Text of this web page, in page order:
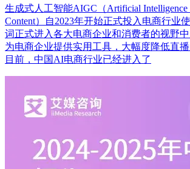
生成式人工智能AIGC（Artificial Intelligence
Content）自2023年开始正式投入电商行业
词正式进入各大电商企业和消费者的视野
为电商企业提供实用工具，大幅度降低直播
目前，中国AI电商行业已经进入了